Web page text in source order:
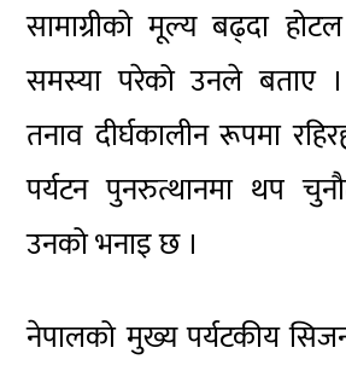
सामाग्रीको मूल्य बढ्दा
समस्या परेको उनले बताए ।
तनाव दीर्घकालीन रूपमा
पर्यटन पुनरुत्थानमा थप
उनको भनाइ छ ।
नेपालको मुख्य पर्यटकीय